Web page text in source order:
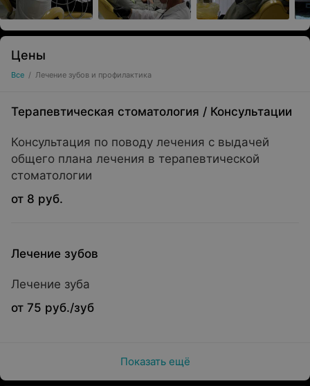
Цены
Все / Лечение зубов и профилактика
Терапевтическая стоматология / Консультации
Консультация по поводу лечения с выдачей
общего плана лечения в терапевтической
стоматологии
от 8 руб.
Лечение зубов
Лечение зуба
от 75 руб./зуб
Показать ещё